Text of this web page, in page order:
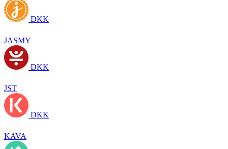
DKK
JASMY
DKK
JST
DKK
KAVA